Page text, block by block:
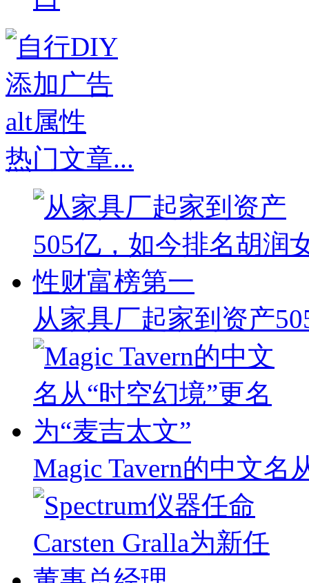
热门文章...
从家具厂起家到资产
Magic Tavern的中文名